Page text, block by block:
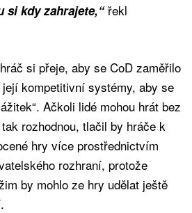
si kdy zahrajete,“řekl
si přeje, aby se CoD zaměřilo
její kompetitivní systémy, aby se
Ačkoli lidé mohou hrát bez
rozhodnou, tlačil by hráče k
hry více prostřednictvím
rozhraní, protože
by mohlo ze hry udělat ještě